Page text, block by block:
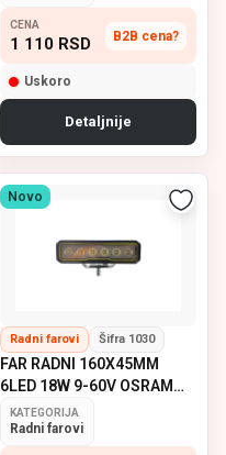
CENA
1 110 RSD B2B cena?
Uskoro
Detaljnije
Novo
Radni farovi Šifra 1030
FAR RADNI 160X45MM
6LED 18W 9-60V OSRAM
EMARK
KATEGORIJA
Radni farovi